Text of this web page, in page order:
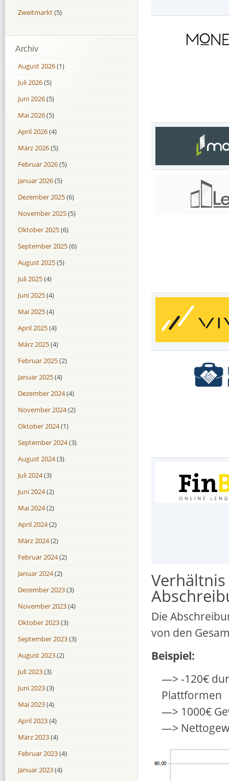
Die
von den
Beispiel:
—> -120€
Plattformen
—> 1000€
—>
Zweitmarkt(5)
Archiv
August 2026(1)
Juli 2026(5)
Juni 2026(5)
Mai 2026(5)
April 2026(4)
März 2026(5)
Februar 2026(5)
Januar 2026(5)
Dezember 2025(6)
November 2025(5)
Oktober 2025(6)
September 2025(6)
August 2025(5)
Juli 2025(4)
Juni 2025(4)
Mai 2025(4)
April 2025(4)
März 2025(4)
Februar 2025(2)
Januar 2025(4)
Dezember 2024(4)
November 2024(2)
Oktober 2024(1)
September 2024(3)
August 2024(3)
Juli 2024(3)
Juni 2024(2)
Mai 2024(2)
April 2024(2)
März 2024(2)
Februar 2024(2)
Januar 2024(2)
Dezember 2023(3)
November 2023(4)
Oktober 2023(3)
September 2023(3)
August 2023(2)
Juli 2023(3)
Juni 2023(3)
Mai 2023(4)
April 2023(4)
März 2023(4)
Februar 2023(4)
Januar 2023(4)